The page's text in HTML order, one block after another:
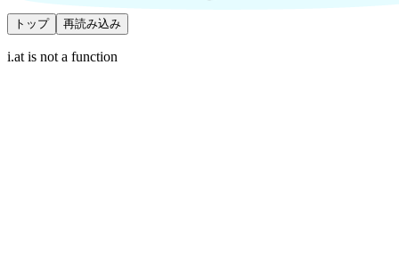
トップ 再読み込み
i.at is not a function